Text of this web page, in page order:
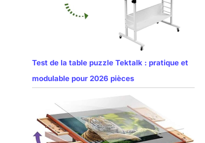
Test de la table puzzle Tektalk : pratique et
modulable pour 2026 pièces